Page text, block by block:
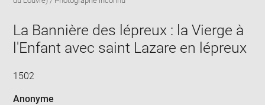
La Bannière des lépreux : la Vierge à
l'Enfant avec saint Lazare en lépreux
1502
Anonyme